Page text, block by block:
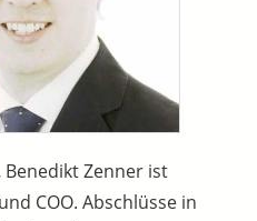
Benedikt Zenner ist
COO. Abschlüsse in